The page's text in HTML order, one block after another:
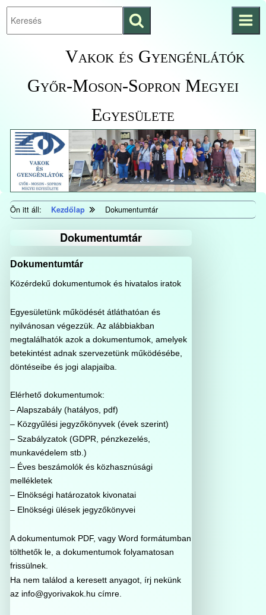
Ugrás a fő
KezdőlapraVakok és Gyengénlátók
Győr-Moson-Sopron Megyei
Egyesülete
Keresés
indítása
Ön itt áll: Kezdőlap Dokumentumtár
Dokumentumtár
Dokumentumtár
Közérdekű dokumentumok és hivatalos iratok
Egyesületünk működését átláthatóan és
nyilvánosan végezzük. Az alábbiakban
megtalálhatók azok a dokumentumok, amelyek
betekintést adnak szervezetünk működésébe,
döntéseibe és jogi alapjaiba.
Elérhető dokumentumok:
– Alapszabály (hatályos, pdf)
– Közgyűlési jegyzőkönyvek (évek szerint)
– Szabályzatok (GDPR, pénzkezelés,
munkavédelem stb.)
– Éves beszámolók és közhasznúsági
mellékletek
– Elnökségi határozatok kivonatai
– Elnökségi ülések jegyzőkönyvei
A dokumentumok PDF, vagy Word formátumban
tölthetők le, a dokumentumok folyamatosan
frissülnek.
Ha nem találod a keresett anyagot, írj nekünk
az info@gyorivakok.hu címre.